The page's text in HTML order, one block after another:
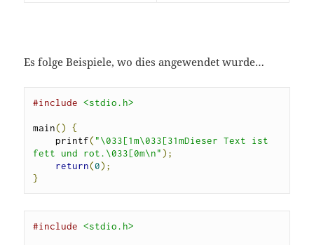
Es folge Beispiele, wo dies angewendet wurde…
#include <stdio.h>
main()
{
    printf
( "\033[1m\033[31mDieser Text ist
fett und rot.\033[0m\n" );
return(0);
}
#include <stdio.h>